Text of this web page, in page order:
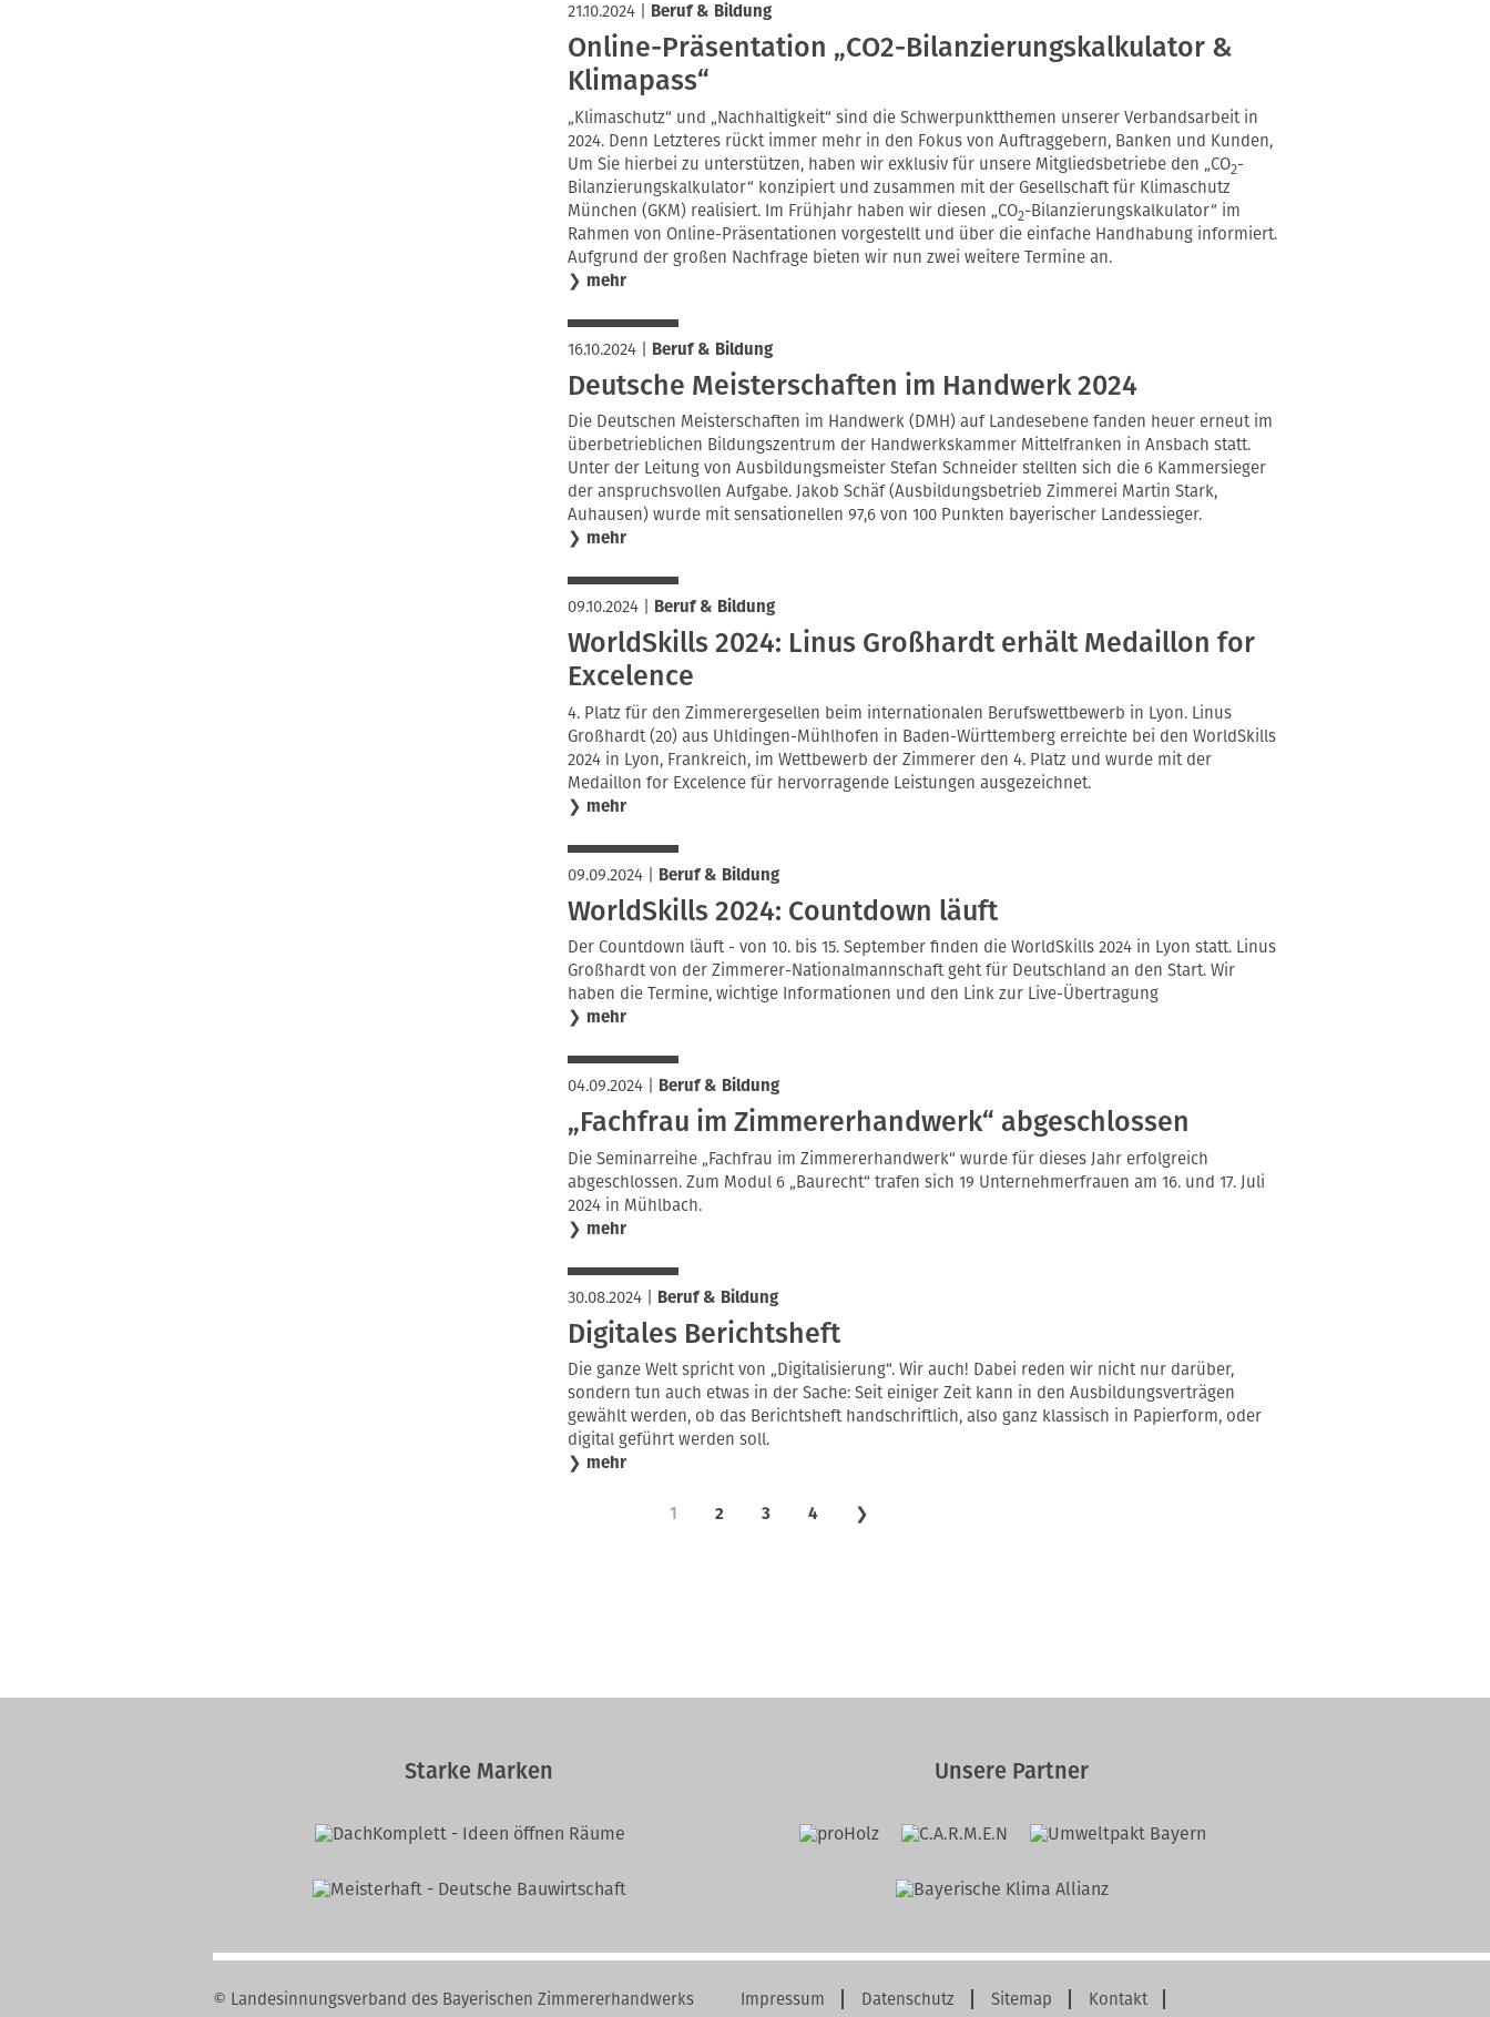
21.10.2024| Beruf & Bildung
Online-Präsentation „CO2-Bilanzierungskalkulator &
Klimapass“
„Klimaschutz“ und „Nachhaltigkeit“ sind die Schwerpunktthemen unserer Verbandsarbeit in
2024. Denn Letzteres rückt immer mehr in den Fokus von Auftraggebern, Banken und Kunden,
Um Sie hierbei zu unterstützen, haben wir exklusiv für unsere Mitgliedsbetriebe den „CO2-
Bilanzierungskalkulator“ konzipiert und zusammen mit der Gesellschaft für Klimaschutz
München (GKM) realisiert. Im Frühjahr haben wir diesen „CO2-Bilanzierungskalkulator“ im
Rahmen von Online-Präsentationen vorgestellt und über die einfache Handhabung informiert.
Aufgrund der großen Nachfrage bieten wir nun zwei weitere Termine an.
❯ mehr
16.10.2024| Beruf & Bildung
Deutsche Meisterschaften im Handwerk 2024
Die Deutschen Meisterschaften im Handwerk (DMH) auf Landesebene fanden heuer erneut im
überbetrieblichen Bildungszentrum der Handwerkskammer Mittelfranken in Ansbach statt.
Unter der Leitung von Ausbildungsmeister Stefan Schneider stellten sich die 6 Kammersieger
der anspruchsvollen Aufgabe. Jakob Schäf (Ausbildungsbetrieb Zimmerei Martin Stark,
Auhausen) wurde mit sensationellen 97,6 von 100 Punkten bayerischer Landessieger.
❯ mehr
09.10.2024| Beruf & Bildung
WorldSkills 2024: Linus Großhardt erhält Medaillon for
Excelence
4. Platz für den Zimmerergesellen beim internationalen Berufswettbewerb in Lyon. Linus
Großhardt (20) aus Uhldingen-Mühlhofen in Baden-Württemberg erreichte bei den WorldSkills
2024 in Lyon, Frankreich, im Wettbewerb der Zimmerer den 4. Platz und wurde mit der
Medaillon for Excelence für hervorragende Leistungen ausgezeichnet.
❯ mehr
09.09.2024| Beruf & Bildung
WorldSkills 2024: Countdown läuft
Der Countdown läuft - von 10. bis 15. September finden die WorldSkills 2024 in Lyon statt. Linus
Großhardt von der Zimmerer-Nationalmannschaft geht für Deutschland an den Start. Wir
haben die Termine, wichtige Informationen und den Link zur Live-Übertragung
❯ mehr
04.09.2024| Beruf & Bildung
„Fachfrau im Zimmererhandwerk“ abgeschlossen
Die Seminarreihe „Fachfrau im Zimmererhandwerk“ wurde für dieses Jahr erfolgreich
abgeschlossen. Zum Modul 6 „Baurecht“ trafen sich 19 Unternehmerfrauen am 16. und 17. Juli
2024 in Mühlbach.
❯ mehr
30.08.2024| Beruf & Bildung
Digitales Berichtsheft
Die ganze Welt spricht von „Digitalisierung“. Wir auch! Dabei reden wir nicht nur darüber,
sondern tun auch etwas in der Sache: Seit einiger Zeit kann in den Ausbildungsverträgen
gewählt werden, ob das Berichtsheft handschriftlich, also ganz klassisch in Papierform, oder
digital geführt werden soll.
❯ mehr
1 2 3 4 ❯
Starke Marken Unsere Partner
© Landesinnungsverband des Bayerischen Zimmererhandwerks
Navigation
Impressum Datenschutz Sitemap Kontakt